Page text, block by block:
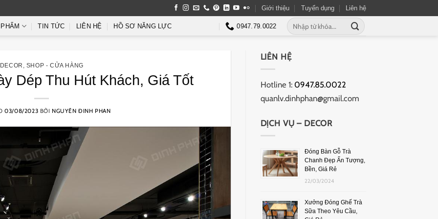
Giới thiệu Tuyển dụng Liên hệ
TIN TỨC LIÊN HỆ HỒ SƠ NĂNG LỰC 0947.79.0022
DECOR SHOP - CỬA HÀNG
Dép Thu Hút Khách, Giá Tốt
03/08/2023 BỞI NGUYÊN ĐINH PHAN
LIÊN HỆ
Hotline 1: 0947.85.0022
quanlv.dinhphan@gmail.com
DỊCH VỤ – DECOR
Đóng Bàn Gỗ Trà
Chanh Đẹp Ấn Tượng,
Bền, Giá Rẻ
22/03/2024
Xưởng Đóng Ghế Trà
Sữa Theo Yêu Cầu,